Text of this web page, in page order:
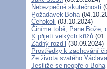
Nebezpečné skutečnosti
Požadavek Boha
Čehokoli (03.10.2024)
Činíme tobě, Pane Bože,
K přijetí velkých křížů
Žádný rozdíl (30.09.2024)
Prostředky k zachování
Ze života svatého Václava
Jestliže se neopře o Boha